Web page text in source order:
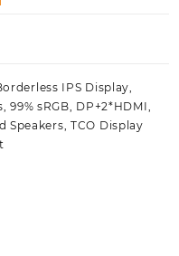
IPS Display,
99% sRGB, DP+2*HDMI,
TCO Display